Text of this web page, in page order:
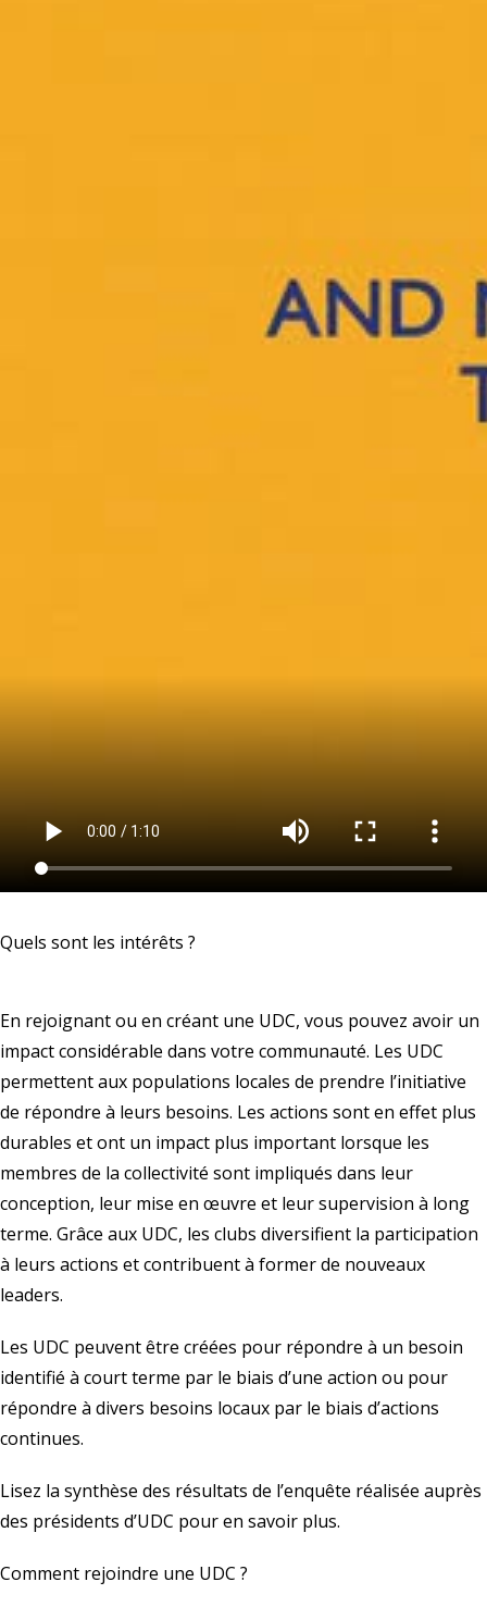
Quels sont les intérêts ?
En rejoignant ou en créant une UDC, vous pouvez avoir un
impact considérable dans votre communauté. Les UDC
permettent aux populations locales de prendre l’initiative
de répondre à leurs besoins. Les actions sont en effet plus
durables et ont un impact plus important lorsque les
membres de la collectivité sont impliqués dans leur
conception, leur mise en œuvre et leur supervision à long
terme. Grâce aux UDC, les clubs diversifient la participation
à leurs actions et contribuent à former de nouveaux
leaders.
Les UDC peuvent être créées pour répondre à un besoin
identifié à court terme par le biais d’une action ou pour
répondre à divers besoins locaux par le biais d’actions
continues.
Lisez la synthèse des résultats de l’enquête réalisée auprès
des présidents d’UDC pour en savoir plus.
Comment rejoindre une UDC ?